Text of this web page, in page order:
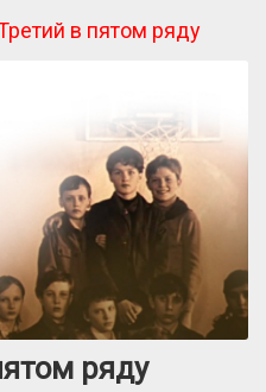
в пятом ряду
ряду